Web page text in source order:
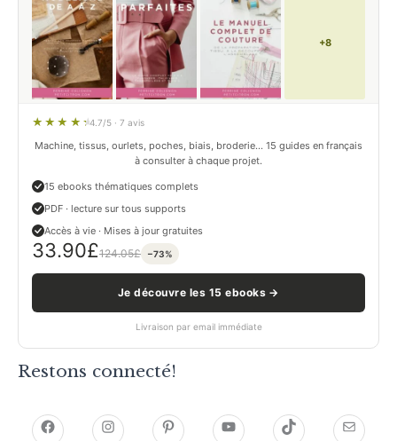
+8
4.7/5 · 7 avis
Machine, tissus, ourlets, poches, biais, broderie… 15 guides en français
à consulter à chaque projet.
15 ebooks thématiques complets
PDF · lecture sur tous supports
Accès à vie · Mises à jour gratuites
33.90£124.05£ −73%
Je découvre les 15 ebooks →
Livraison par email immédiate
Restons connecté!
h h P Y T E